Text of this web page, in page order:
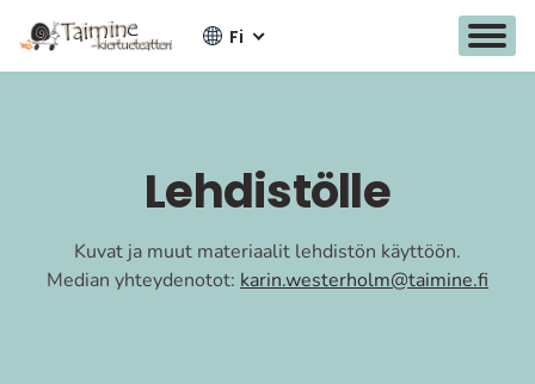
Fi
Lehdistölle
Kuvat ja muut materiaalit lehdistön käyttöön.
Median yhteydenotot: karin.westerholm@taimine.fi